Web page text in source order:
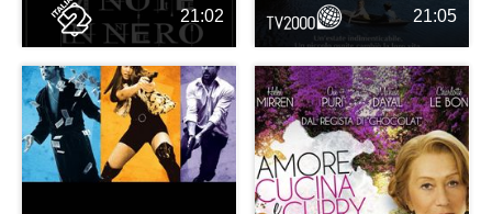
21:02 21:05